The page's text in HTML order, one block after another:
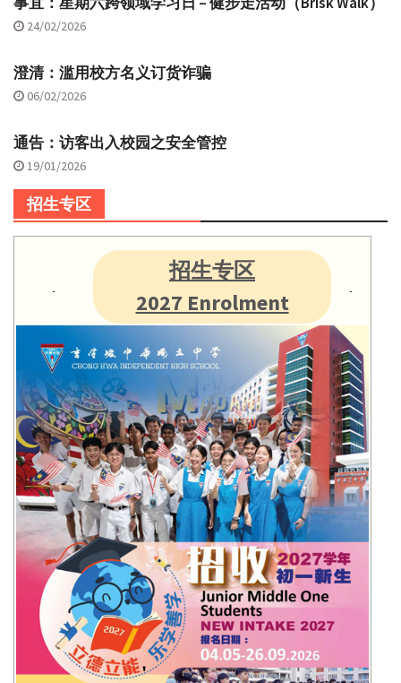
24/02/2026
澄清：滥用校方名义订货诈骗
06/02/2026
通告：访客出入校园之安全管控
19/01/2026
招生专区
招生专区
2027 Enrolment